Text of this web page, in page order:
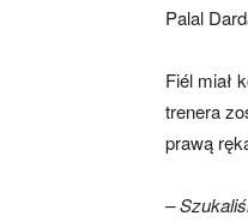
skład)
Palal
Fiél miał
trenera
prawą
–